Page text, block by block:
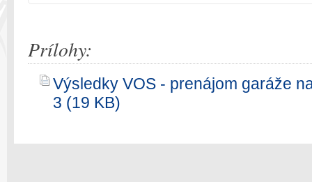
Prílohy:
Výsledky VOS - prenájom garáže
3 (19 KB)